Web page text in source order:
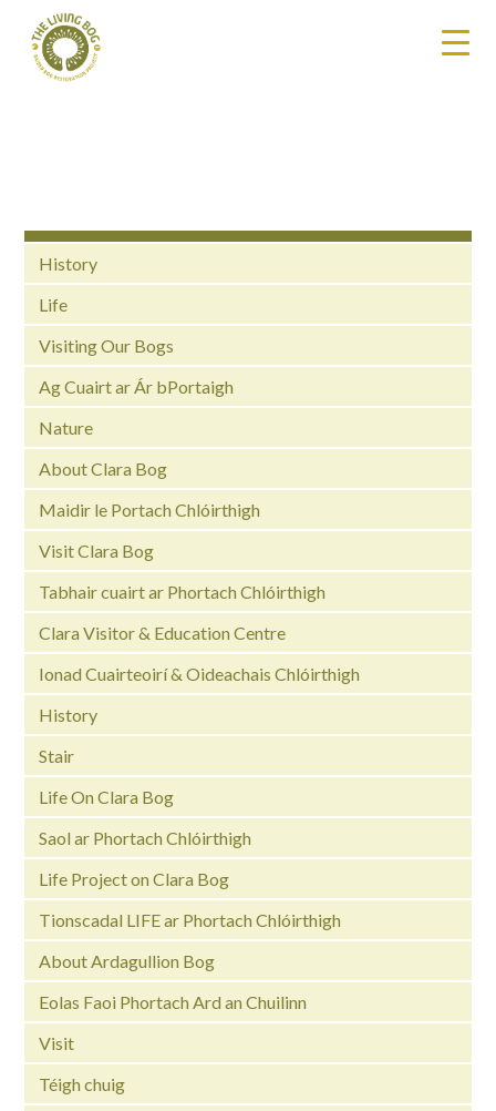
History
Life
Visiting Our Bogs
Ag Cuairt ar Ár bPortaigh
Nature
About Clara Bog
Maidir le Portach Chlóirthigh
Visit Clara Bog
Tabhair cuairt ar Phortach Chlóirthigh
Clara Visitor & Education Centre
Ionad Cuairteoirí & Oideachais Chlóirthigh
History
Stair
Life On Clara Bog
Saol ar Phortach Chlóirthigh
Life Project on Clara Bog
Tionscadal LIFE ar Phortach Chlóirthigh
About Ardagullion Bog
Eolas Faoi Phortach Ard an Chuilinn
Visit
Téigh chuig